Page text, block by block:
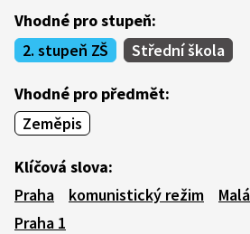
Vhodné pro stupeň:
2. stupeň ZŠ
Střední škola
Vhodné pro předmět:
Zeměpis
Klíčová slova:
Praha
komunistický režim
Praha 1